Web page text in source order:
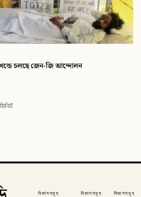
চলছে জেন-জি আন্দোলন
বিভাগসমূহ বিভাগসমূহ বিভাগসমূহ